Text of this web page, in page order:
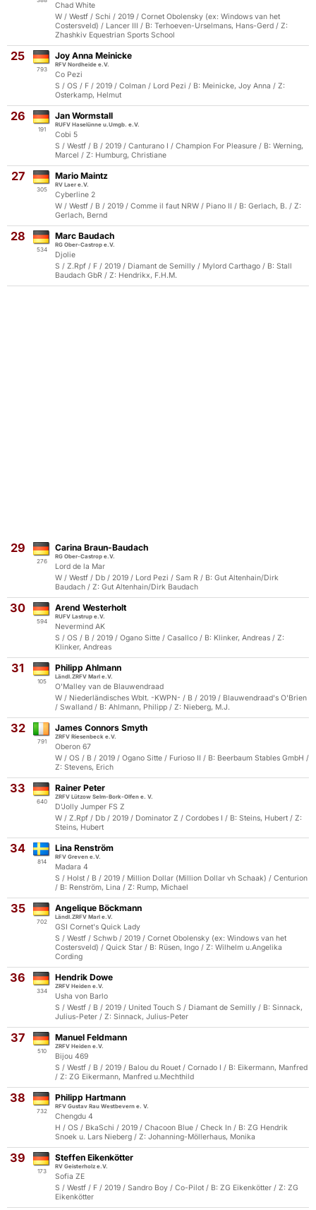
Chad White
W / Westf / Schi / 2019 / Cornet Obolensky (ex: Windows van het
Costersveld) / Lancer III / B: Terhoeven-Urselmans, Hans-Gerd / Z:
Zhashkiv Equestrian Sports School
25
793
Joy Anna Meinicke
RFV Nordheide e.V.
Co Pezi
S / OS / F / 2019 / Colman / Lord Pezi / B: Meinicke, Joy Anna / Z:
Osterkamp, Helmut
26
191
Jan Wormstall
RUFV Haselünne u.Umgb. e.V.
Cobi 5
S / Westf / B / 2019 / Canturano I / Champion For Pleasure / B: Werning,
Marcel / Z: Humburg, Christiane
27
305
Mario Maintz
RV Laer e.V.
Cyberline 2
W / Westf / B / 2019 / Comme il faut NRW / Piano II / B: Gerlach, B. / Z:
Gerlach, Bernd
28
534
Marc Baudach
RG Ober-Castrop e.V.
Djolie
S / Z.Rpf / F / 2019 / Diamant de Semilly / Mylord Carthago / B: Stall
Baudach GbR / Z: Hendrikx, F.H.M.
29
276
Carina Braun-Baudach
RG Ober-Castrop e.V.
Lord de la Mar
W / Westf / Db / 2019 / Lord Pezi / Sam R / B: Gut Altenhain/Dirk
Baudach / Z: Gut Altenhain/Dirk Baudach
30
594
Arend Westerholt
RUFV Lastrup e.V.
Nevermind AK
S / OS / B / 2019 / Ogano Sitte / Casallco / B: Klinker, Andreas / Z:
Klinker, Andreas
31
105
Philipp Ahlmann
Ländl.ZRFV Marl e.V.
O'Malley van de Blauwendraad
W / Niederländisches Wblt. -KWPN- / B / 2019 / Blauwendraad's O'Brien
/ Swalland / B: Ahlmann, Philipp / Z: Nieberg, M.J.
32
791
James Connors Smyth
ZRFV Riesenbeck e.V.
Oberon 67
W / OS / B / 2019 / Ogano Sitte / Furioso II / B: Beerbaum Stables GmbH /
Z: Stevens, Erich
33
640
Rainer Peter
ZRFV Lützow Selm-Bork-Olfen e. V.
D'Jolly Jumper FS Z
W / Z.Rpf / Db / 2019 / Dominator Z / Cordobes I / B: Steins, Hubert / Z:
Steins, Hubert
34
814
Lina Renström
RFV Greven e.V.
Madara 4
S / Holst / B / 2019 / Million Dollar (Million Dollar vh Schaak) / Centurion
/ B: Renström, Lina / Z: Rump, Michael
35
702
Angelique Böckmann
Ländl.ZRFV Marl e.V.
GSI Cornet's Quick Lady
S / Westf / Schwb / 2019 / Cornet Obolensky (ex: Windows van het
Costersveld) / Quick Star / B: Rüsen, Ingo / Z: Wilhelm u.Angelika
Cording
36
334
Hendrik Dowe
ZRFV Heiden e.V.
Usha von Barlo
S / Westf / B / 2019 / United Touch S / Diamant de Semilly / B: Sinnack,
Julius-Peter / Z: Sinnack, Julius-Peter
37
510
Manuel Feldmann
ZRFV Heiden e.V.
Bijou 469
S / Westf / B / 2019 / Balou du Rouet / Cornado I / B: Eikermann, Manfred
/ Z: ZG Eikermann, Manfred u.Mechthild
38
732
Philipp Hartmann
RFV Gustav Rau Westbevern e. V.
Chengdu 4
H / OS / BkaSchi / 2019 / Chacoon Blue / Check In / B: ZG Hendrik
Snoek u. Lars Nieberg / Z: Johanning-Möllerhaus, Monika
39
173
Steffen Eikenkötter
RV Geisterholz e.V.
Sofia ZE
S / Westf / F / 2019 / Sandro Boy / Co-Pilot / B: ZG Eikenkötter / Z: ZG
Eikenkötter